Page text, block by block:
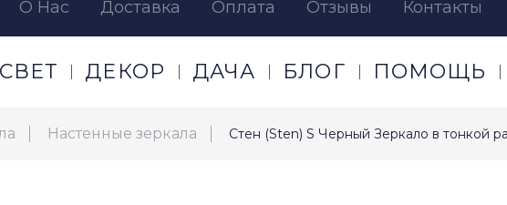
О Нас Доставка Оплата Отзывы Контакты
СВЕТ ДЕКОР ДАЧА БЛОГ ПОМОЩЬ
Настенные зеркала Стен (Sten) S Черный Зеркало в тонкой